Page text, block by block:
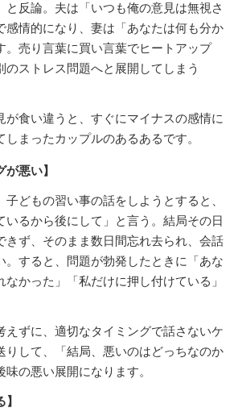
と反論。夫は「いつも俺の意見は無視さ
感情的になり、妻は「あなたは何も分か
。売り言葉に買い言葉でヒートアップ
のストレス問題へと展開してしまう
が食い違うと、すぐにマイナスの感情に
まったカップルのあるあるです。
が悪い】
どもの習い事の話をしようとすると、
いるから後にして」と言う。結局その日
きず、そのまま数日間忘れ去られ、会話
。すると、問題が勃発したときに「あな
かった」「私だけに押し付けている」
えずに、適切なタイミングで話さないケ
りして、「結局、悪いのはどっちなのか
の悪い展開になります。